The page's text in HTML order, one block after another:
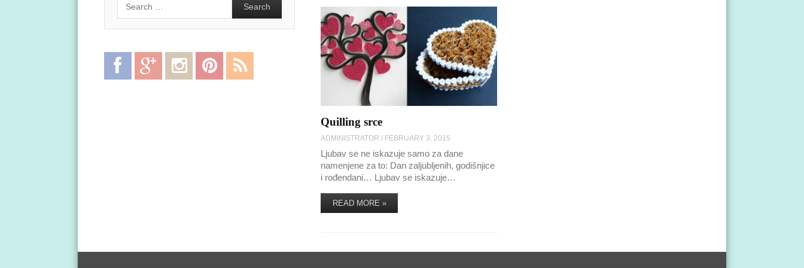
Quilling srce
ADMINISTRATOR / FEBRUARY 3, 2015
Ljubav se ne iskazuje samo za dane
namenjene za to: Dan zaljubljenih, godišnjice
i rođendani… Ljubav se iskazuje…
READ MORE »
Facebook
Google InstagramPinterest
Feed